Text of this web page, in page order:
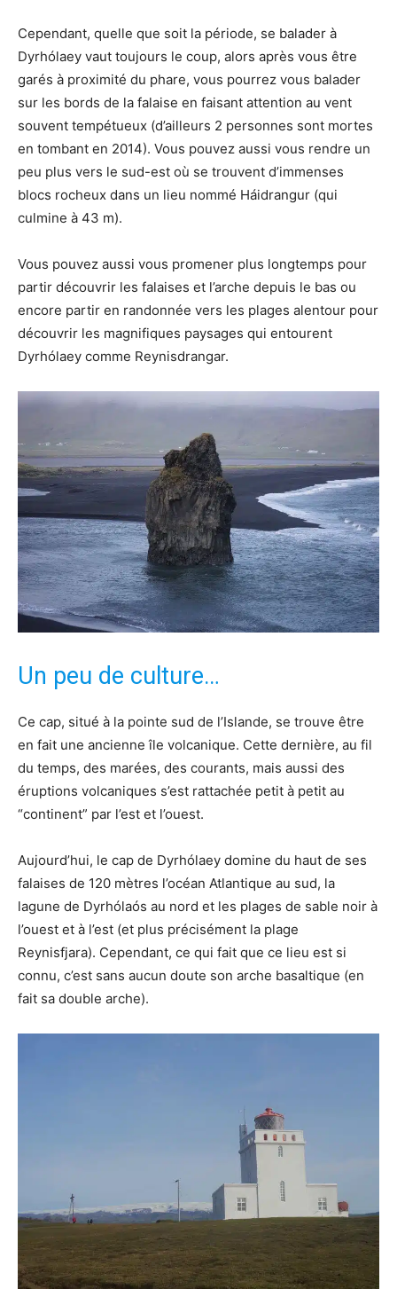
Cependant, quelle que soit la période, se balader à
Dyrhólaey vaut toujours le coup, alors après vous être
garés à proximité du phare, vous pourrez vous balader
sur les bords de la falaise en faisant attention au vent
souvent tempétueux (d’ailleurs 2 personnes sont mortes
en tombant en 2014). Vous pouvez aussi vous rendre un
peu plus vers le sud-est où se trouvent d’immenses
blocs rocheux dans un lieu nommé Háidrangur (qui
culmine à 43 m).
Vous pouvez aussi vous promener plus longtemps pour
partir découvrir les falaises et l’arche depuis le bas ou
encore partir en randonnée vers les plages alentour pour
découvrir les magnifiques paysages qui entourent
Dyrhólaey comme Reynisdrangar.
Un peu de culture…
Ce cap, situé à la pointe sud de l’Islande, se trouve être
en fait une ancienne île volcanique. Cette dernière, au fil
du temps, des marées, des courants, mais aussi des
éruptions volcaniques s’est rattachée petit à petit au
“continent” par l’est et l’ouest.
Aujourd’hui, le cap de Dyrhólaey domine du haut de ses
falaises de 120 mètres l’océan Atlantique au sud, la
lagune de Dyrhólaós au nord et les plages de sable noir à
l’ouest et à l’est (et plus précisément la plage
Reynisfjara). Cependant, ce qui fait que ce lieu est si
connu, c’est sans aucun doute son arche basaltique (en
fait sa double arche).